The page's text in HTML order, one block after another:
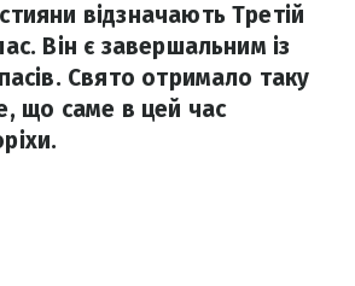
відзначають Третій
Він є завершальним із
Свято отримало таку
що саме в цей час